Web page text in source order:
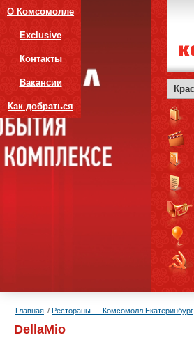
О Комсомолле
Exclusive
Контакты
Вакансии
Как добраться
Главная Рестораны — Комсомолл Екатеринбург
DellaMio